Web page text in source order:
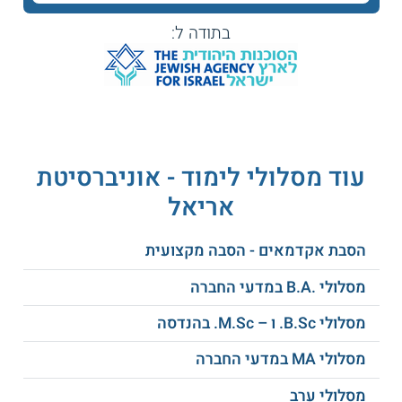
סטודנטים יכולים לבחור, נוסף על התכנית הבסיסית, גם באחד מן
מסלול קידום בריאות -מסלול זה מאפשר
מסלול מידע רפואי -במסלול זה נלמדים
ממוחשבות במערכת הבריאות הישראלית.
מערכות אלה דורשות הבנה בשלל נושאים כגון
שמירה על מידע רפואי רגיל ושיפור טיפול
בחולים באמצעות המערכת.
מתכונת הלימוד
בתודה ל:
עוד מסלולי לימוד - אוניברסיטת
אריאל
הסבת אקדמאים - הסבה מקצועית
מסלולי .B.A במדעי החברה
מסלולי B.Sc. ו – M.Sc. בהנדסה
מסלולי MA במדעי החברה
מסלולי ערב